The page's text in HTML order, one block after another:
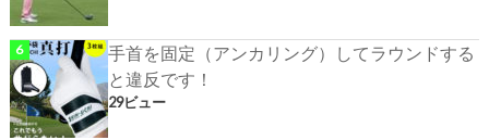
手首を固定（アンカリング）してラウンドする
と違反です！
29ビュー